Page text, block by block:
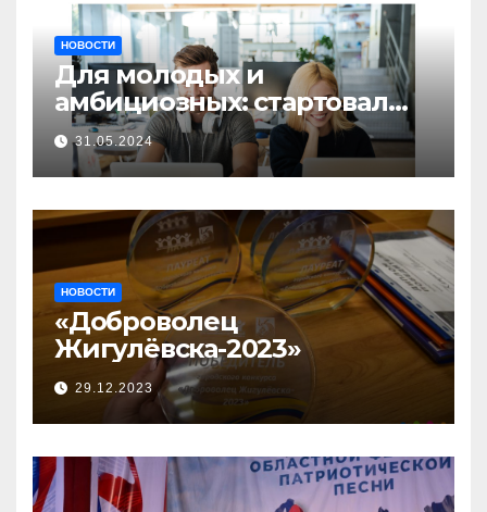
НОВОСТИ
Для молодых и
амбициозных: стартовал
прием заявок на участие в
бизнес-акселераторе «Ты
предприниматель»
31.05.2024
НОВОСТИ
«Доброволец
Жигулёвска-2023»
29.12.2023